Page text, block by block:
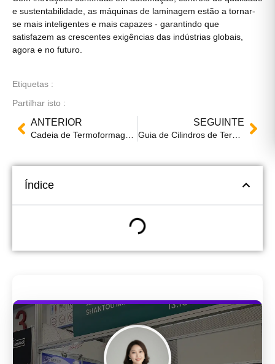
e sustentabilidade, as máquinas de laminagem estão a tornar-
se mais inteligentes e mais capazes - garantindo que
satisfazem as crescentes exigências das indústrias globais,
agora e no futuro.
Etiquetas :
Partilhar isto :
ANTERIOR SEGUINTE
Guia de Cilindros de Termoformagem: Como os sistemas pneumáticos melhoram as máquinas de moldagem por pressão positiva e negativa
Índice